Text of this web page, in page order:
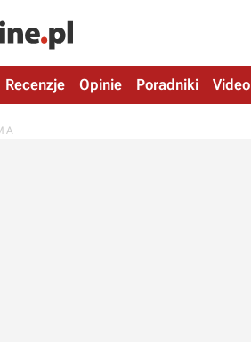
Recenzje Opinie Poradniki Video